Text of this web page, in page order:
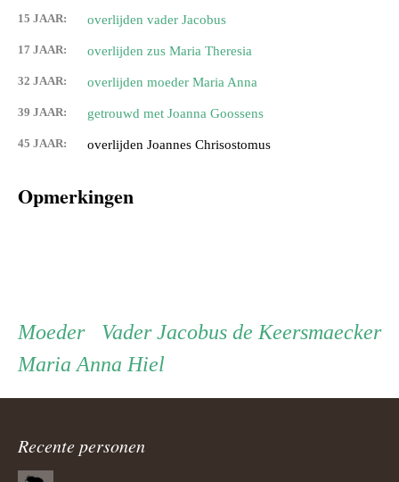
15 JAAR: overlijden vader Jacobus
17 JAAR: overlijden zus Maria Theresia
32 JAAR: overlijden moeder Maria Anna
39 JAAR: getrouwd met Joanna Goossens
45 JAAR: overlijden Joannes Chrisostomus
Opmerkingen
Persoon
ouder
navigatie
VaderVader
Jacobus de Keersmaecker
MoederMoeder
Maria Anna Hiel
Recente personen